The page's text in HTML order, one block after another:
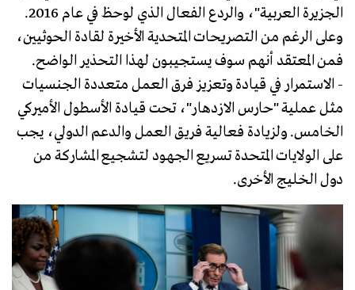
الجزيرة العربية"، والردع الفعال الذي لوحظ في عام 2016.
وعلى الرغم من التصريحات المتحدية الأخيرة لقادة الحوثيين،
فمن المعتقد أنهم سوف يستجيبون لهذا التحذير الواضح.
- الاستمرار في قيادة وتعزيز فرق العمل متعددة الجنسيات
مثل عملية "حارس الازدهار"، تحت قيادة الأسطول الأميركي
الخامس. ولزيادة فعالية فريق العمل والدعم الدولي، يجب
على الولايات المتحدة تسريع الجهود لتشجيع المشاركة من
دول الخليج الأخرى.